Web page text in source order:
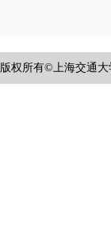
版权所有©上海交通